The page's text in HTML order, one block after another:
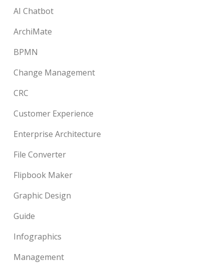
AI Chatbot
ArchiMate
BPMN
Change Management
CRC
Customer Experience
Enterprise Architecture
File Converter
Flipbook Maker
Graphic Design
Guide
Infographics
Management